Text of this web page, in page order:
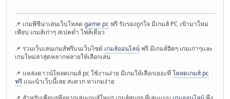
📌 เกมพีซีน่าเล่นเว็บโหลด game pcฟรี รับรองถูกใจ มีเกมส์ PC เข้ามาใหม่
เพียบ เกมส์เก่าๆ สเปคต่ำ ไฟล์เดียว
📌 รวมเว็บเล่นเกมส์ฟรีบนเว็บไซต์ เกมส์ออนไลน์ฟรี มีเกมส์ฮิตๆ เกมเก่าๆและ
เกมใหม่ล่าสุดหลากหลายให้เลือกเล่น
📌 แหล่งดาวน์โหลดเกมส์ pc ใช้งานง่าย มีเกมให้เลือกเยอะที่ โหลดเกมส์ pc
ฟรี แนะนำเว็บนี้เลย สะดวก หาเกมง่าย